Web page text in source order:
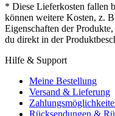
* Diese Lieferkosten fallen
können weitere Kosten, z.
Eigenschaften der
du direkt in der
Hilfe & Support
Meine Bestellung
Versand & Lieferung
Rücksendungen &